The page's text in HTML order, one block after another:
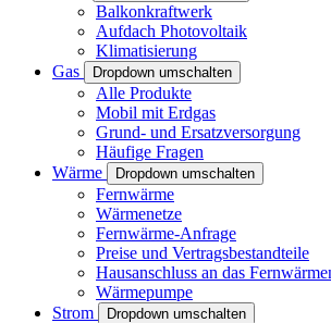
Balkonkraftwerk
Aufdach Photovoltaik
Klimatisierung
Gas
Dropdown umschalten
Alle Produkte
Mobil mit Erdgas
Grund- und Ersatzversorgung
Häufige Fragen
Wärme
Dropdown umschalten
Fernwärme
Wärmenetze
Fernwärme-Anfrage
Preise und Vertragsbestandteile
Hausanschluss an das
Wärmepumpe
Strom
Dropdown umschalten